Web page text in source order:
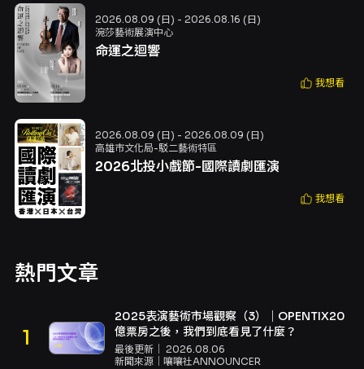
2026.08.09 (日) - 2026.08.16 (日)
涴莎藝術展演中心
命運之迴響
我想看
2026.08.09 (日) - 2026.08.09 (日)
高雄市文化局-駁二藝術特區
2026北投小戲節-國際讀劇匯演
我想看
熱門文章
2025表演藝術市場觀察（3）｜OPENTIX20
億票房之後，我們到底看見了什麼？
最後更新｜ 2026.08.06
新聞來源｜ 嚷嚷社ANNOUNCER